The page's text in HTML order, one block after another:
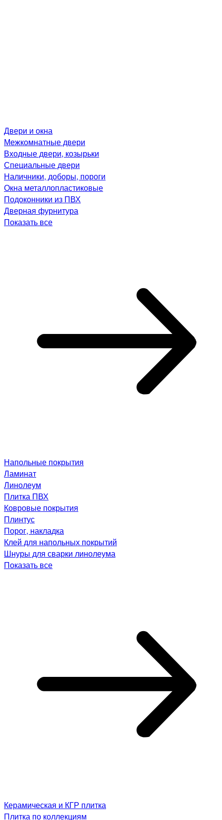
Двери и окна
Межкомнатные двери
Входные двери, козырьки
Специальные двери
Наличники, доборы, пороги
Окна металлопластиковые
Подоконники из ПВХ
Дверная фурнитура
Показать все
Напольные покрытия
Ламинат
Линолеум
Плитка ПВХ
Ковровые покрытия
Плинтус
Порог, накладка
Клей для напольных покрытий
Шнуры для сварки линолеума
Показать все
Керамическая и КГР плитка
Плитка по коллекциям